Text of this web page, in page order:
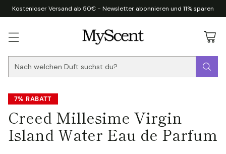
Nach welchen Duft suchst du?
Kostenloser Versand ab 50€ - Newsletter abonnieren und 11% sparen
7% RABATT
Creed Millesime Virgin
Island Water Eau de Parfum